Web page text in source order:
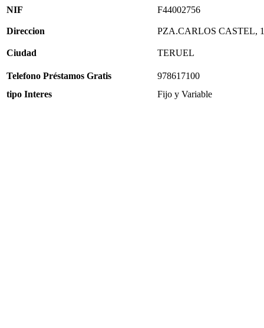
NIF F44002756
Direccion PZA.CARLOS CASTEL,
Ciudad TERUEL
Telefono Préstamos Gratis
978617100
tipo Interes
Fijo y Variable